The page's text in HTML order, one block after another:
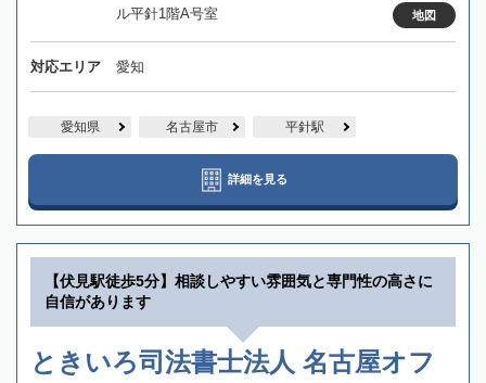
ル平針1階A号室
地図
対応エリア 愛知
愛知県 名古屋市 平針駅
詳細を見る
【伏見駅徒歩5分】相談しやすい雰囲気と専門性の高さに
自信があります
ときいろ司法書士法人 名古屋オフ